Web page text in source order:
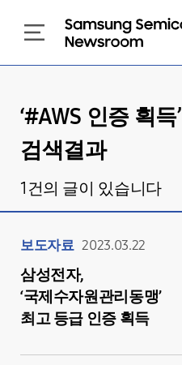
‘#AWS 인증 획득
검색결과
1 건의 글이 있습니다
보도자료 2023.03.22
삼성전자,
‘국제수자원관리동맹’
최고 등급 인증 획득